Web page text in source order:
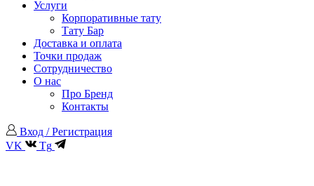
Услуги
Корпоративные тату
Тату Бар
Доставка и оплата
Точки продаж
Сотрудничество
О нас
Про Бренд
Контакты
Вход / Регистрация
VK
Tg